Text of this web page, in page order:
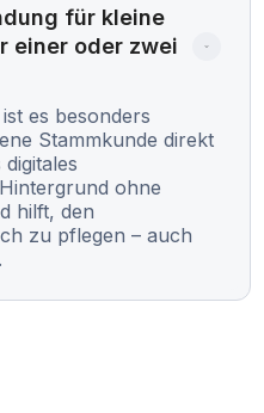
für kleine
einer oder zwei
es besonders
Stammkunde direkt
ohne
hilft, den
zu pflegen – auch